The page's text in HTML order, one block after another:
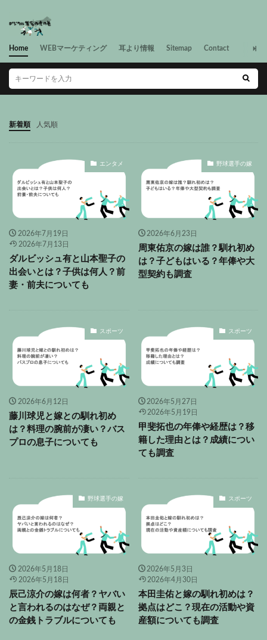
Home WEBマーケティング 耳より情報 Sitemap Contact
新着順 人気順
エンタメ
2026年7月19日
2026年7月13日
ダルビッシュ有と山本聖子の
出会いとは？子供は何人？前
妻・前夫についても
野球選手の嫁
2026年6月23日
周東佑京の嫁は誰？馴れ初め
は？子どもはいる？年俸や大
型契約も調査
スポーツ
2026年6月12日
藤川球児と嫁との馴れ初め
は？料理の腕前が凄い？バス
プロの息子についても
スポーツ
2026年5月27日
2026年5月19日
甲斐拓也の年俸や経歴は？移
籍した理由とは？成績につい
ても調査
野球選手の嫁
2026年5月18日
2026年5月18日
辰己涼介の嫁は何者？ヤバい
と言われるのはなぜ？両親と
の金銭トラブルについても
スポーツ
2026年5月3日
2026年4月30日
本田圭佑と嫁の馴れ初めは？
拠点はどこ？現在の活動や資
産額についても調査